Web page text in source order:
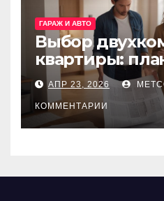
ГАРАЖ И АВТО
Выбор
квартиры:
состояние
проверка
АПР 23, 2026
КОММЕНТАРИИ